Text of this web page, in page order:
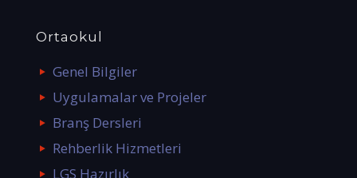
Ortaokul
Genel Bilgiler
Uygulamalar ve Projeler
Branş Dersleri
Rehberlik Hizmetleri
LGS Hazırlık